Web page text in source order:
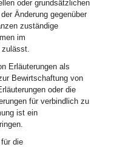
oder grundsätzlichen
Änderung gegenüber
zuständige
im
zulässt.
Erläuterungen als
Bewirtschaftung von
oder die
für verbindlich zu
ist ein
die